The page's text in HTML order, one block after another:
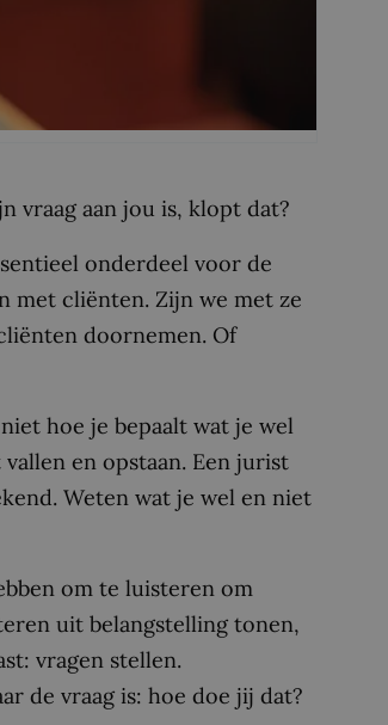
vraag aan jou is, klopt dat?
onderdeel voor de
met cliënten. Zijn we met ze
doornemen. Of
hoe je bepaalt wat je wel
en opstaan. Een jurist
Weten wat je wel en niet
om te luisteren om
uit belangstelling tonen,
vragen stellen.
de vraag is: hoe doe jij dat?